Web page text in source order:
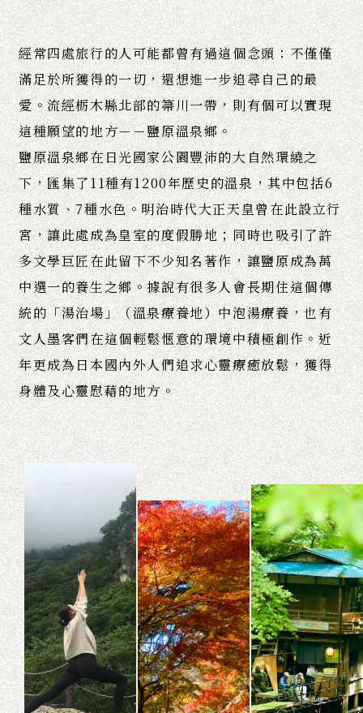
經常四處旅行的人可能都曾有過這個念頭：不僅僅
滿足於所獲得的一切，還想進一步追尋自己的最
愛。流經栃木縣北部的箒川一帶，則有個可以實現
這種願望的地方－－鹽原溫泉鄉。
鹽原溫泉鄉在日光國家公園豐沛的大自然環繞之
下，匯集了11種有1200年歷史的溫泉，其中包括6
種水質、7種水色。明治時代大正天皇曾在此設立行
宮，讓此處成為皇室的度假勝地；同時也吸引了許
多文學巨匠在此留下不少知名著作，讓鹽原成為萬
中選一的養生之鄉。據說有很多人會長期住這個傳
統的「湯治場」（溫泉療養地）中泡湯療養，也有
文人墨客們在這個輕鬆愜意的環境中積極創作。近
年更成為日本國內外人們追求心靈療癒放鬆，獲得
身體及心靈慰藉的地方。